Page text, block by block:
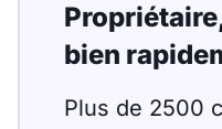
bien
Plus de 2500